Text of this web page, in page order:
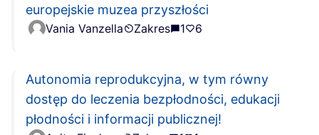
europejskie muzea przyszłości
Vania Vanzella Zakres 1 6
Autonomia reprodukcyjna, w tym równy
dostęp do leczenia bezpłodności, edukacji
płodności i informacji publicznej!